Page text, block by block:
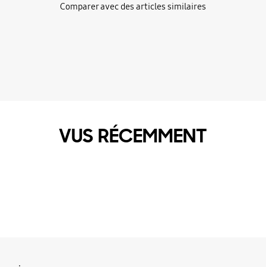
Comparer avec des articles similaires
VUS RÉCEMMENT